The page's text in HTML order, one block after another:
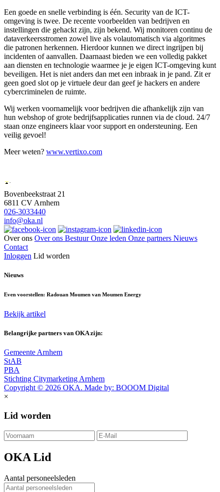
Een goede en snelle verbinding is één. Security van de ICT-
omgeving is twee. De recente voorbeelden van bedrijven en
instellingen die gehackt zijn, zijn bekend. Wij monitoren continu de
dataverkeersstromen zowel live als volautomatisch via algoritmes
die patronen herkennen. Hierdoor kunnen we direct ingrijpen bij
incidenten of aanvallen. Daarnaast bieden we een volledig pakket
aan diensten en technologie waarmee je je eigen ICT-omgeving kunt
beveiligen. Het is niet anders dan met een inbraak in je pand. Zit er
geen goed slot op je virtuele deur dan geef je hackers en andere
cybercriminelen de ruimte.
Wij werken voornamelijk voor bedrijven die afhankelijk zijn van
hun webshop of grote bedrijfsapplicaties runnen via de cloud. 24/7
staan onze engineers klaar voor support en ondersteuning. Een
veilig gevoel!
Meer weten? www.vertixo.com
Bovenbeekstraat 21
6811 CV Arnhem
026-3033440
info@oka.nl
Over ons Over ons BestuurOnze leden Onze partners Nieuws
Contact
Inloggen Lid worden
Nieuws
Even voorstellen: Radouan Moumen van Moumen Energy
Bekijk artikel
Belangrijke partners van OKA zijn:
Gemeente Arnhem
StAB
PBA
Stichting Citymarketing Arnhem
Copyright © 2026 OKA. Made by: BOOOM Digital
×
Lid worden
OKA Lid
Aantal personeelsleden